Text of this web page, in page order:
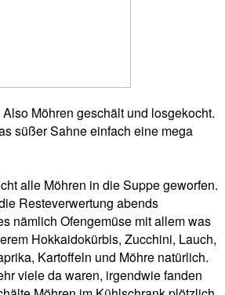
Möhren geschält und losgekocht.
süßer Sahne einfach eine mega
alle Möhren in die Suppe geworfen.
Resteverwertung abends
nämlich Ofengemüse mit allem was
Hokkaidokürbis, Zucchini, Lauch,
Kartoffeln und Möhre natürlich.
viele da waren, irgendwie fanden